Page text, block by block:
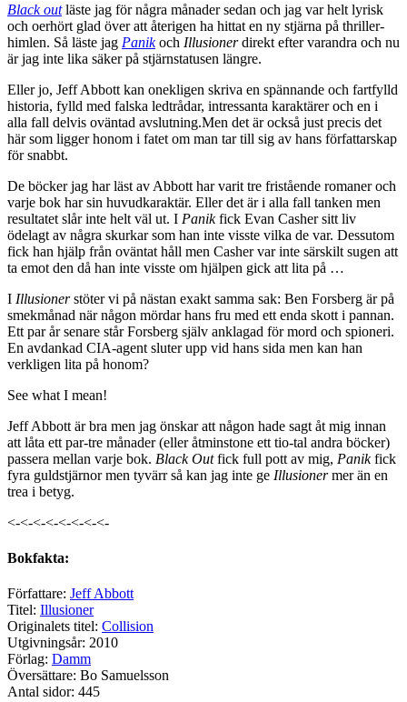
Black outläste jag för några månader sedan och jag var helt lyrisk
och oerhört glad över att återigen ha hittat en ny stjärna på thriller-
himlen. Så läste jag Panik och Illusionerdirekt efter varandra och nu
är jag inte lika säker på stjärnstatusen längre.
Eller jo, Jeff Abbott kan onekligen skriva en spännande och fartfylld
historia, fylld med falska ledtrådar, intressanta karaktärer och en i
alla fall delvis oväntad avslutning.Men det är också just precis det
här som ligger honom i fatet om man tar till sig av hans författarskap
för snabbt.
De böcker jag har läst av Abbott har varit tre fristående romaner och
varje bok har sin huvudkaraktär. Eller det är i alla fall tanken men
resultatet slår inte helt väl ut. I Panikfick Evan Casher sitt liv
ödelagt av några skurkar som han inte visste vilka de var. Dessutom
fick han hjälp från oväntat håll men Casher var inte särskilt sugen att
ta emot den då han inte visste om hjälpen gick att lita på …
I Illusionerstöter vi på nästan exakt samma sak: Ben Forsberg är på
smekmånad när någon mördar hans fru med ett enda skott i pannan.
Ett par år senare står Forsberg själv anklagad för mord och spioneri.
En avdankad CIA-agent sluter upp vid hans sida men kan han
verkligen lita på honom?
See what I mean!
Jeff Abbott är bra men jag önskar att någon hade sagt åt mig innan
att låta ett par-tre månader (eller åtminstone ett tio-tal andra böcker)
passera mellan varje bok. Black Outfick full pott av mig, Panikfick
fyra guldstjärnor men tyvärr så kan jag inte ge Illusionermer än en
trea i betyg.
<-<-<-<-<-<-<-<-
Bokfakta:
Författare: Jeff Abbott
Titel: Illusioner
Originalets titel: Collision
Utgivningsår: 2010
Förlag: Damm
Översättare: Bo Samuelsson
Antal sidor: 445